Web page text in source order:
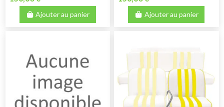
Ajouter au panier Ajouter au panier